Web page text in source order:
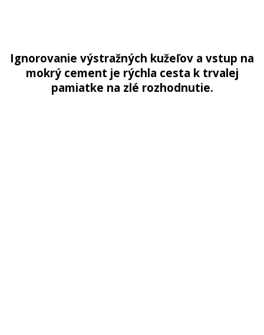
Ignorovanie výstražných kužeľov a vstup na
mokrý cement je rýchla cesta k trvalej
pamiatke na zlé rozhodnutie.